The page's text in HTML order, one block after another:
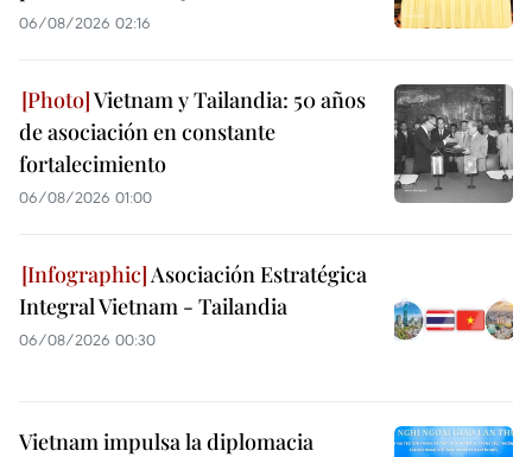
06/08/2026 02:16
Vietnam y Tailandia: 50 años
de asociación en constante
fortalecimiento
06/08/2026 01:00
Asociación Estratégica
Integral Vietnam - Tailandia
06/08/2026 00:30
Vietnam impulsa la diplomacia